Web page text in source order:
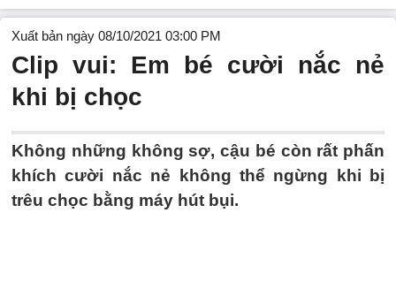
Xuất bản ngày 08/10/2021 03:00 PM
Clip vui: Em bé cười nắc nẻ
khi bị chọc
Không những không sợ, cậu bé còn rất phấn
khích cười nắc nẻ không thể ngừng khi bị
trêu chọc bằng máy hút bụi.